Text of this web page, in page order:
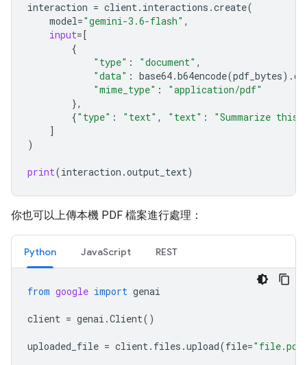
interaction = client. interactions .create(
model="gemini-3.6-flash" ,
input=[
{
"type" : "document" ,
"data" : base64.b64encode(pdf_bytes) .
"mime_type" :
"application/pdf"
},
{"type" : "text" , "text" :
"Summarize this
]
)
print(interaction .output_text)
你也可以上傳本機 PDF 檔案進行處理：
Python JavaScript REST
from google import genai
client = genai .Client()
uploaded_file = client. files .upload(file=